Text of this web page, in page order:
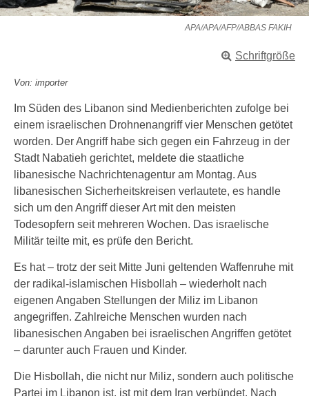
APA/APA/AFP/ABBAS FAKIH
Schriftgröße
Von: importer
Im Süden des Libanon sind Medienberichten zufolge bei
einem israelischen Drohnenangriff vier Menschen getötet
worden. Der Angriff habe sich gegen ein Fahrzeug in der
Stadt Nabatieh gerichtet, meldete die staatliche
libanesische Nachrichtenagentur am Montag. Aus
libanesischen Sicherheitskreisen verlautete, es handle
sich um den Angriff dieser Art mit den meisten
Todesopfern seit mehreren Wochen. Das israelische
Militär teilte mit, es prüfe den Bericht.
Es hat – trotz der seit Mitte Juni geltenden Waffenruhe mit
der radikal-islamischen Hisbollah – wiederholt nach
eigenen Angaben Stellungen der Miliz im Libanon
angegriffen. Zahlreiche Menschen wurden nach
libanesischen Angaben bei israelischen Angriffen getötet
– darunter auch Frauen und Kinder.
Die Hisbollah, die nicht nur Miliz, sondern auch politische
Partei im Libanon ist, ist mit dem Iran verbündet. Nach